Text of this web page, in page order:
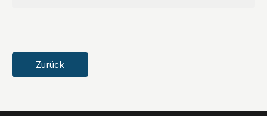
Zurück